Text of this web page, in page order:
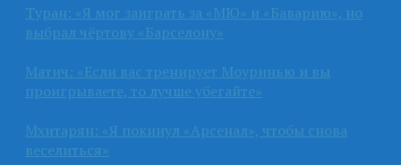
Туран: «Я мог заиграть за «МЮ» и «Баварию», но
выбрал чёртову «Барселону»
Матич: «Если вас тренирует Моуринью и вы
проигрываете, то лучше убегайте»
Мхитарян: «Я покинул «Арсенал», чтобы снова
веселиться»